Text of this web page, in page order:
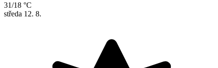
31/18 °C
středa 12. 8.